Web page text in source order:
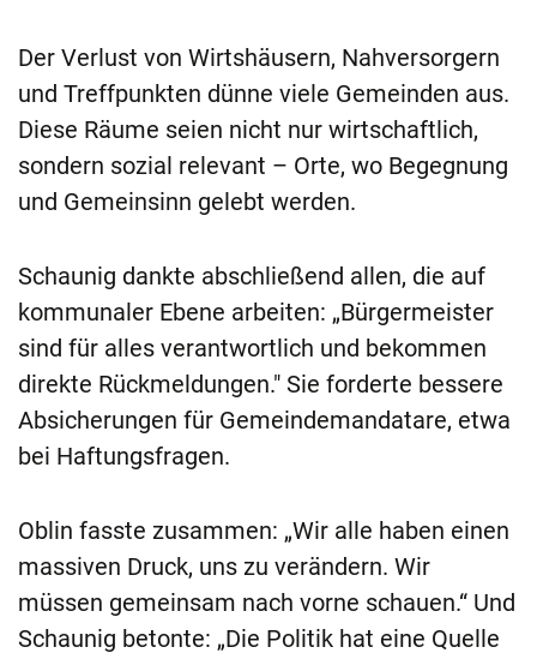
Der Verlust von Wirtshäusern, Nahversorgern
und Treffpunkten dünne viele Gemeinden aus.
Diese Räume seien nicht nur wirtschaftlich,
sondern sozial relevant – Orte, wo Begegnung
und Gemeinsinn gelebt werden.
Schaunig dankte abschließend allen, die auf
kommunaler Ebene arbeiten: „Bürgermeister
sind für alles verantwortlich und bekommen
direkte Rückmeldungen." Sie forderte bessere
Absicherungen für Gemeindemandatare, etwa
bei Haftungsfragen.
Oblin fasste zusammen: „Wir alle haben einen
massiven Druck, uns zu verändern. Wir
müssen gemeinsam nach vorne schauen.“ Und
Schaunig betonte: „Die Politik hat eine Quelle